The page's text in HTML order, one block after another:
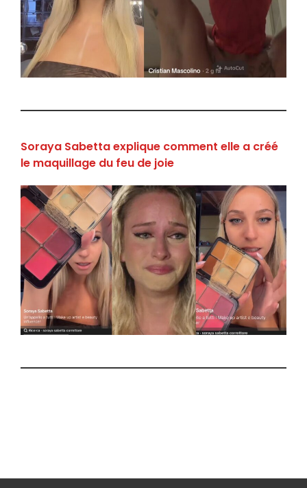
Soraya Sabetta explique comment elle a créé
le maquillage du feu de joie